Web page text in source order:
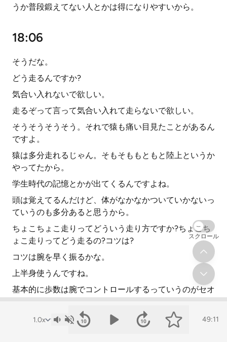
うか普段鍛えてない人とかは得になりやすいから。
18:06
そうだな。
どう走るんですか?
気合い入れないで欲しい。
走るぞって言って気合い入れて走らないで欲しい。
そうそうそうそう。それで猿も痛い目見たことがあるん
ですよ。
猿は多分走れるじゃん。そもそももともと陸上というか
やってたから。
学生時代の記憶とかが出てくるんですよね。
頭は覚えてるんだけど、体がなかなかついていかないっ
ていうのも多分あると思うから。
ちょこちょこ走りってどういう走り方ですか?ちょこち
ょこ走りってどう走るの?コツは?
コツは腕を早く振るかな。
上半身使うんですね。
基本的に歩数は腕でコントロールするっていうのがセオ
知らないっすよそんなん。それ早く言ってくださいよ。
49:11
スクロール